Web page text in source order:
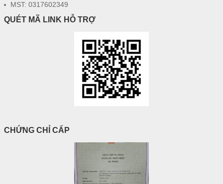
MST: 0317602349
QUÉT MÃ LINK HỖ TRỢ
CHỨNG CHỈ CẤP